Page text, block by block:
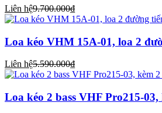
Liên hệ9.700.000₫
Loa kéo VHM 15A-01, loa 2
Liên hệ5.590.000₫
Loa kéo 2 bass VHF Pro215-